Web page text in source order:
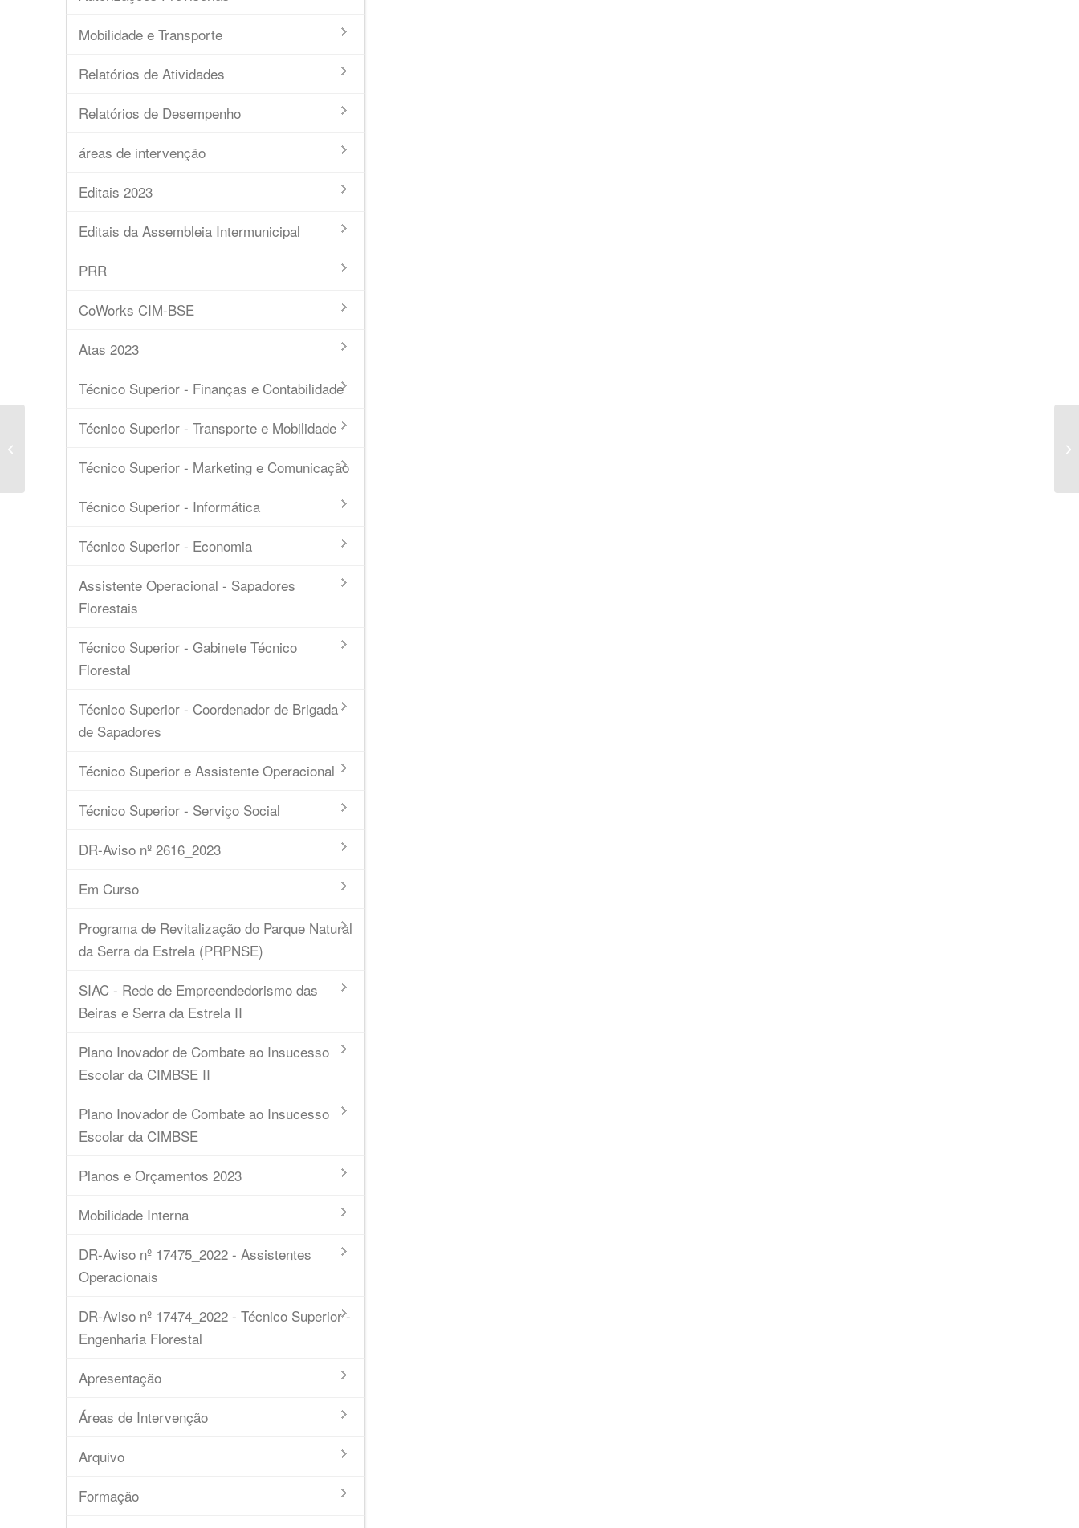
Mobilidade e Transporte
Relatórios de Atividades
Relatórios de Desempenho
áreas de intervenção
Editais 2023
Editais da Assembleia Intermunicipal
PRR
CoWorks CIM-BSE
Atas 2023
Técnico Superior - Finanças e Contabilidade
Técnico Superior - Transporte e Mobilidade
Técnico Superior - Marketing e Comunicação
Técnico Superior - Informática
Técnico Superior - Economia
Assistente Operacional - Sapadores
Florestais
Técnico Superior - Gabinete Técnico
Florestal
Técnico Superior - Coordenador de Brigada
de Sapadores
Técnico Superior e Assistente Operacional
Técnico Superior - Serviço Social
DR-Aviso nº 2616_2023
Em Curso
Programa de Revitalização do Parque Natural
da Serra da Estrela (PRPNSE)
SIAC - Rede de Empreendedorismo das
Beiras e Serra da Estrela II
Plano Inovador de Combate ao Insucesso
Escolar da CIMBSE II
Plano Inovador de Combate ao Insucesso
Escolar da CIMBSE
Planos e Orçamentos 2023
Mobilidade Interna
DR-Aviso nº 17475_2022 - Assistentes
Operacionais
DR-Aviso nº 17474_2022 - Técnico Superior -
Engenharia Florestal
Apresentação
Áreas de Intervenção
Arquivo
Formação